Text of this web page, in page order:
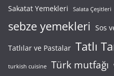
Sakatat Yemekleri Salata Çeşitleri
sebze yemekleri Sos
Tatlılar ve Pastalar Tatlı
turkish cuisine Türk mutfağı